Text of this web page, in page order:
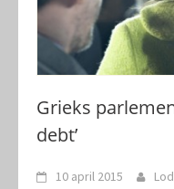
Grieks
debt’
10 april 2015